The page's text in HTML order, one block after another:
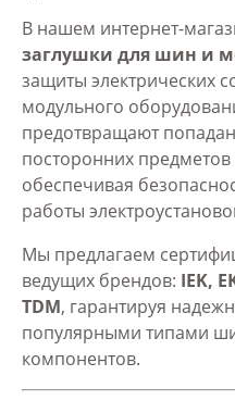
В нашем интернет-
заглушки для шин и
защиты электрических
модульного
предотвращают
посторонних предметов
обеспечивая
работы
Мы предлагаем
ведущих брендов: IEK,
TDM, гарантируя
популярными типами
компонентов.